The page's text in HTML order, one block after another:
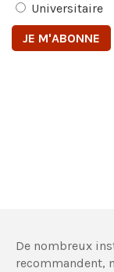
Universitaire
De nombreux
recommandent,